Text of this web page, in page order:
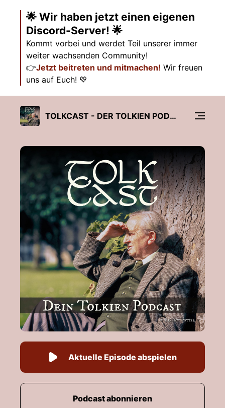
🌟 Wir haben jetzt einen eigenen
Discord-Server! 🌟
Kommt vorbei und werdet Teil unserer immer
weiter wachsenden Community!
👉Jetzt beitreten und mitmachen! Wir freuen
uns auf Euch! 💚
TOLKCAST - DER TOLKIEN PODCAST
Aktuelle Episode abspielen
Podcast abonnieren